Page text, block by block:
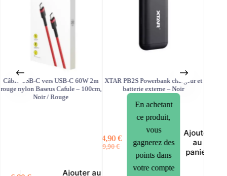
Câble USB-C vers USB-C 60W 2m
rouge nylon Baseus Cafule – 100cm,
Noir / Rouge
Ajouter au
XTAR PB2S Powerbank chargeur et
batterie externe – Noir
19,90€
Le
14,90€
Le
En achetant
ce produit,
vous
gagnerez des
points dans
votre compte
Ajouter
au
panier
14,90